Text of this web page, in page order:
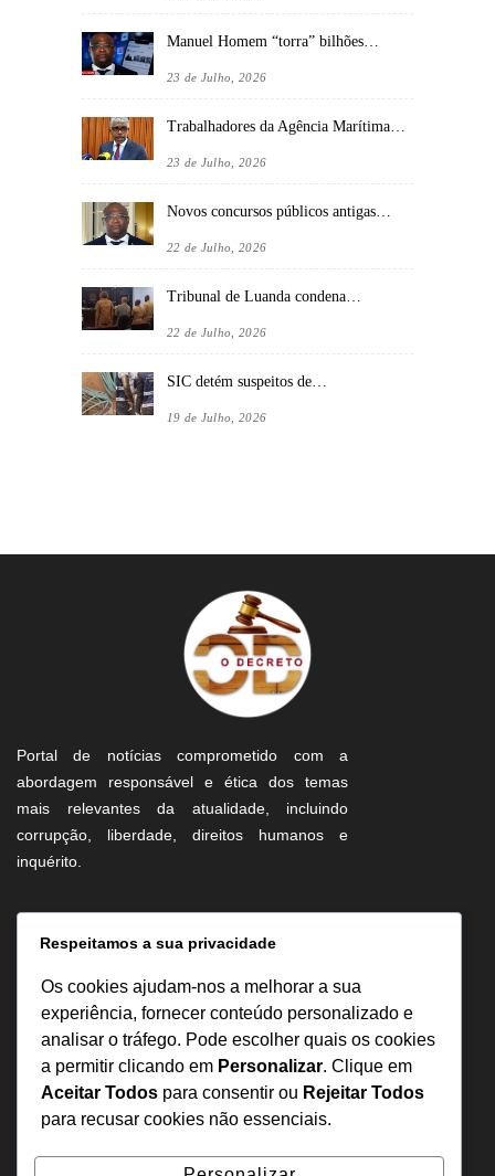
Manuel Homem “torra” bilhões…
23 de Julho, 2026
Trabalhadores da Agência Marítima…
23 de Julho, 2026
Novos concursos públicos antigas…
22 de Julho, 2026
Tribunal de Luanda condena…
22 de Julho, 2026
SIC detém suspeitos de…
19 de Julho, 2026
Portal de notícias comprometido com a
abordagem responsável e ética dos temas
mais relevantes da atualidade, incluindo
corrupção, liberdade, direitos humanos e
inquérito.
Informação
Sobre Nós
Estatuto Editorial
Inquérito
Denuncia
Política de Privacidade
Contactos
Respeitamos a sua privacidade
Os cookies ajudam-nos a melhorar a sua
experiência, fornecer conteúdo personalizado e
analisar o tráfego. Pode escolher quais os cookies
a permitir clicando em Personalizar. Clique em
Aceitar Todos para consentir ou Rejeitar Todos
para recusar cookies não essenciais.